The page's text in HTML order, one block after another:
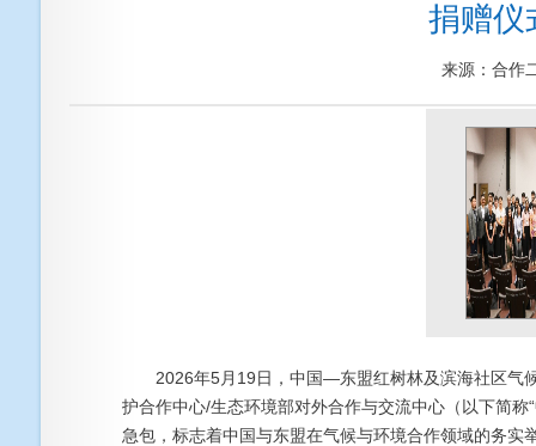
捐赠仪
来源：合
2026年5月19日，中国—东盟红树林及滨海社区气
护合作中心/生态环境部对外合作与交流中心（以下简
急包，标志着中国与东盟在气候与环境合作领域的务实